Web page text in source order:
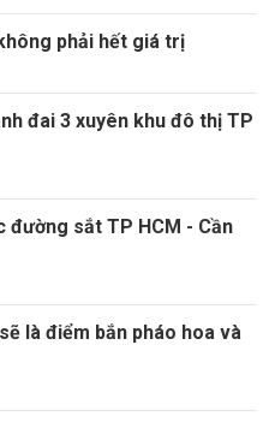
phải hết giá trị
đai 3 xuyên khu đô thị TP
đường sắt TP HCM - Cần
là điểm bắn pháo hoa và